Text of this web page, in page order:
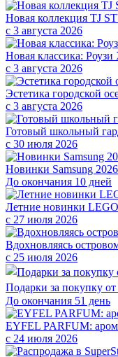
Новая коллекция TJ
с 3 августа 2026
Новая классика:
с 3 августа 2026
Эстетика городской
с 3 августа 2026
Готовый школьный
с 30 июля 2026
Новинки Samsung
До окончания 10 дней
Летние новинки
с 27 июля 2026
Вдохновляясь
с 25 июля 2026
Подарки за покупку
До окончания 51 день
EYFEL PARFUM:
с 24 июля 2026